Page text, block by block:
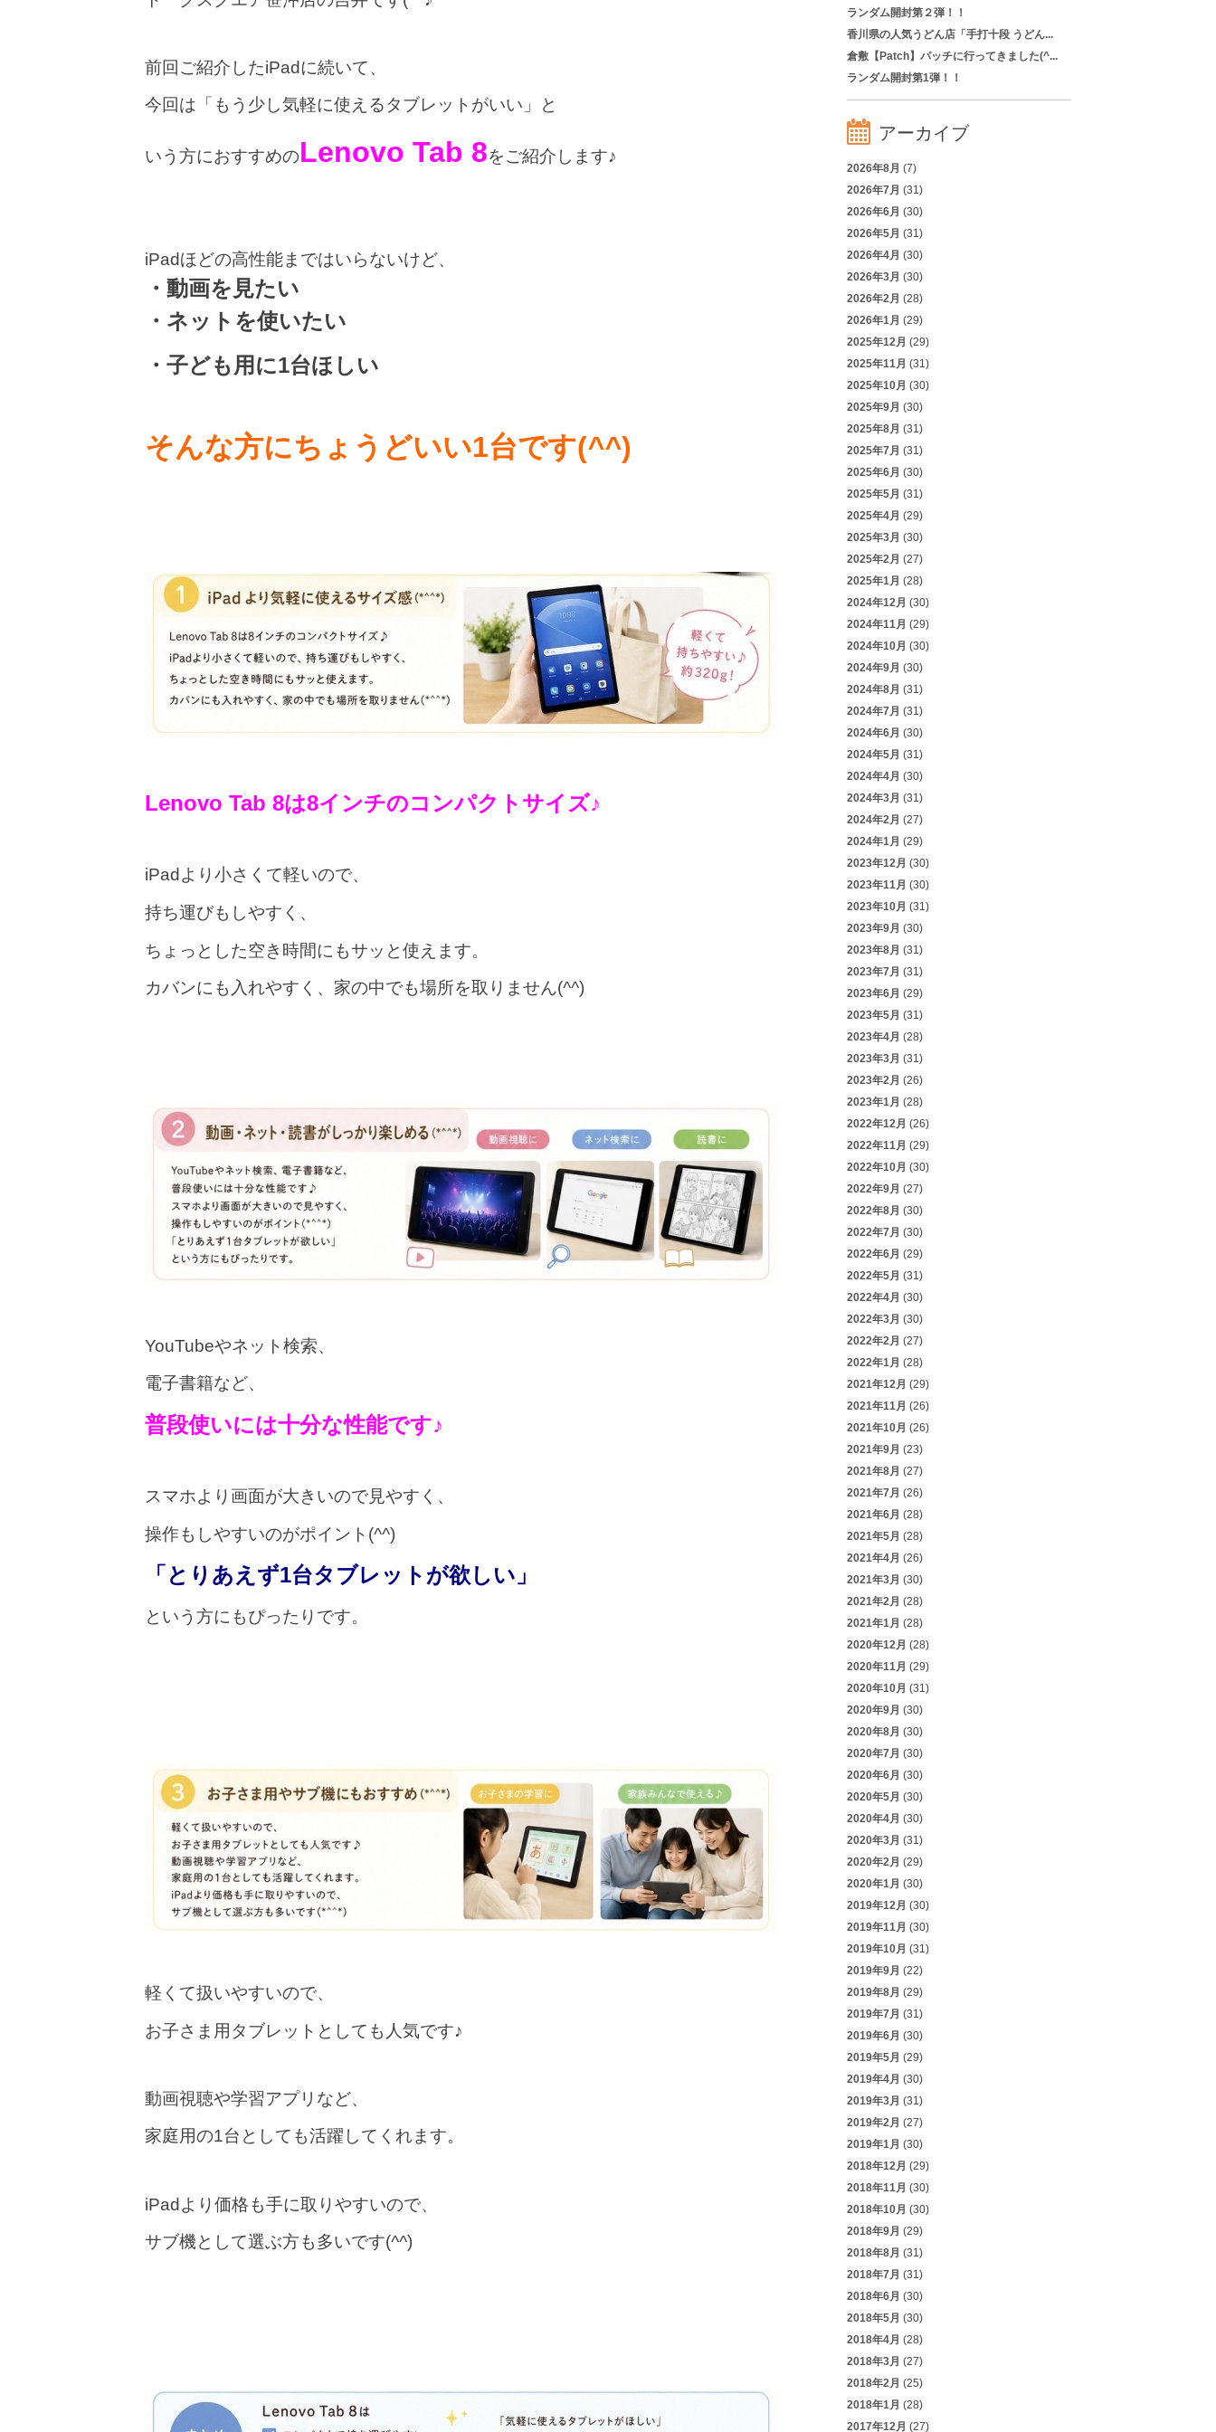
前回ご紹介したiPadに続いて、
今回は「もう少し気軽に使えるタブレットがいい」と
いう方におすすめのLenovo Tab 8をご紹介します♪
iPadほどの高性能まではいらないけど、
・動画を見たい
・ネットを使いたい
・子ども用に1台ほしい
そんな方にちょうどいい1台です(^^)
Lenovo Tab 8は8インチのコンパクトサイズ♪
iPadより小さくて軽いので、
持ち運びもしやすく、
ちょっとした空き時間にもサッと使えます。
カバンにも入れやすく、家の中でも場所を取りません(^^)
YouTubeやネット検索、
電子書籍など、
普段使いには十分な性能です♪
スマホより画面が大きいので見やすく、
操作もしやすいのがポイント(^^)
「とりあえず1台タブレットが欲しい」
という方にもぴったりです。
軽くて扱いやすいので、
お子さま用タブレットとしても人気です♪
動画視聴や学習アプリなど、
家庭用の1台としても活躍してくれます。
iPadより価格も手に取りやすいので、
サブ機として選ぶ方も多いです(^^)
ランダム開封第２弾！！
香川県の人気うどん店「手打十段 うどん...
倉敷【Patch】パッチに行ってきました(^...
ランダム開封第1弾！！
アーカイブ
2026年8月 (7)
2026年7月 (31)
2026年6月 (30)
2026年5月 (31)
2026年4月 (30)
2026年3月 (30)
2026年2月 (28)
2026年1月 (29)
2025年12月 (29)
2025年11月 (31)
2025年10月 (30)
2025年9月 (30)
2025年8月 (31)
2025年7月 (31)
2025年6月 (30)
2025年5月 (31)
2025年4月 (29)
2025年3月 (30)
2025年2月 (27)
2025年1月 (28)
2024年12月 (30)
2024年11月 (29)
2024年10月 (30)
2024年9月 (30)
2024年8月 (31)
2024年7月 (31)
2024年6月 (30)
2024年5月 (31)
2024年4月 (30)
2024年3月 (31)
2024年2月 (27)
2024年1月 (29)
2023年12月 (30)
2023年11月 (30)
2023年10月 (31)
2023年9月 (30)
2023年8月 (31)
2023年7月 (31)
2023年6月 (29)
2023年5月 (31)
2023年4月 (28)
2023年3月 (31)
2023年2月 (26)
2023年1月 (28)
2022年12月 (26)
2022年11月 (29)
2022年10月 (30)
2022年9月 (27)
2022年8月 (30)
2022年7月 (30)
2022年6月 (29)
2022年5月 (31)
2022年4月 (30)
2022年3月 (30)
2022年2月 (27)
2022年1月 (28)
2021年12月 (29)
2021年11月 (26)
2021年10月 (26)
2021年9月 (23)
2021年8月 (27)
2021年7月 (26)
2021年6月 (28)
2021年5月 (28)
2021年4月 (26)
2021年3月 (30)
2021年2月 (28)
2021年1月 (28)
2020年12月 (28)
2020年11月 (29)
2020年10月 (31)
2020年9月 (30)
2020年8月 (30)
2020年7月 (30)
2020年6月 (30)
2020年5月 (30)
2020年4月 (30)
2020年3月 (31)
2020年2月 (29)
2020年1月 (30)
2019年12月 (30)
2019年11月 (30)
2019年10月 (31)
2019年9月 (22)
2019年8月 (29)
2019年7月 (31)
2019年6月 (30)
2019年5月 (29)
2019年4月 (30)
2019年3月 (31)
2019年2月 (27)
2019年1月 (30)
2018年12月 (29)
2018年11月 (30)
2018年10月 (30)
2018年9月 (29)
2018年8月 (31)
2018年7月 (31)
2018年6月 (30)
2018年5月 (30)
2018年4月 (28)
2018年3月 (27)
2018年2月 (25)
2018年1月 (28)
2017年12月 (27)